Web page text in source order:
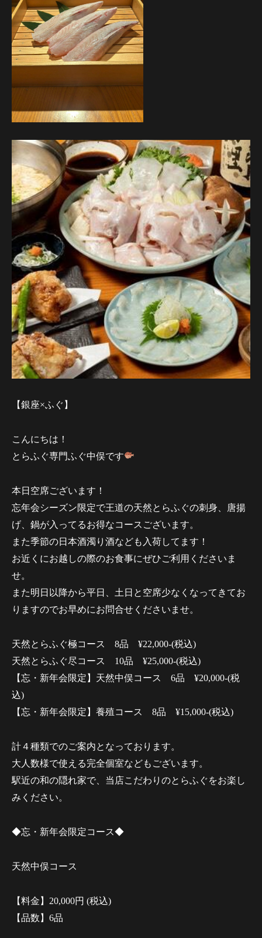
【銀座×ふぐ】
こんにちは！
とらふぐ専門ふぐ中俣です
本日空席ございます！
忘年会シーズン限定で王道の天然とらふぐの刺身、唐揚
げ、鍋が入ってるお得なコースございます。
また季節の日本酒濁り酒なども入荷してます！
お近くにお越しの際のお食事にぜひご利用くださいま
せ。
また明日以降から平日、土日と空席少なくなってきてお
りますのでお早めにお問合せくださいませ。
天然とらふぐ極コース 8品 ¥22,000-(税込)
天然とらふぐ尽コース 10品 ¥25,000-(税込)
【忘・新年会限定】天然中俣コース 6品 ¥20,000-(税
込)
【忘・新年会限定】養殖コース 8品 ¥15,000-(税込)
計４種類でのご案内となっております。
大人数様で使える完全個室などもございます。
駅近の和の隠れ家で、当店こだわりのとらふぐをお楽し
みください。
◆忘・新年会限定コース◆
天然中俣コース
【料金】20,000円 (税込)
【品数】6品